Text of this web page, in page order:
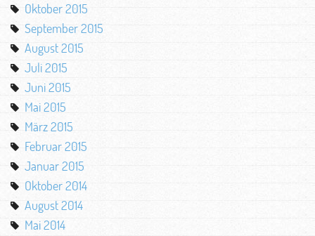
Oktober 2015
September 2015
August 2015
Juli 2015
Juni 2015
Mai 2015
März 2015
Februar 2015
Januar 2015
Oktober 2014
August 2014
Mai 2014